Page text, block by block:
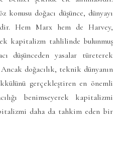
konusu doğacı düşünce, dünyayı
Hem Marx hem de Harvey,
kapitalizm tahlilinde bulunmuş
düşünceden yasalar türeterek
doğacılık, teknik dünyanın
gerçekleştiren en önemli
benimseyerek kapitalizmi
daha da tahkim eden bir